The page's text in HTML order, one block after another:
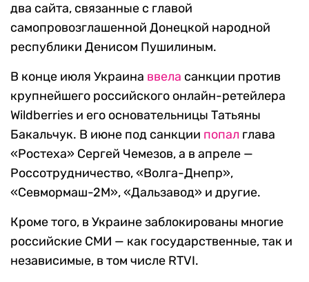
два сайта, связанные с главой
самопровозглашенной Донецкой народной
республики Денисом Пушилиным.
В конце июля Украина ввела санкции против
крупнейшего российского онлайн-ретейлера
Wildberries и его основательницы Татьяны
Бакальчук. В июне под санкции попал глава
«Ростеха» Сергей Чемезов, а в апреле —
Россотрудничество, «Волга-Днепр»,
«Севмормаш-2М», «Дальзавод» и другие.
Кроме того, в Украине заблокированы многие
российские СМИ — как государственные, так и
независимые, в том числе RTVI.